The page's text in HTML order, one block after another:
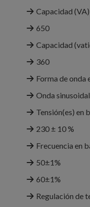
Capacidad (VA)
650
Capacidad
360
Forma de onda
Onda
Tensión(es) en
230 ± 10 %
Frecuencia en
50±1%
60±1%
Regulación de